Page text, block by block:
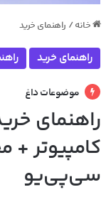
خانه / راهنمای خرید
راهنمای خرید
موضوعات داغ
کامپیوتر +
سی‌پی‌یو